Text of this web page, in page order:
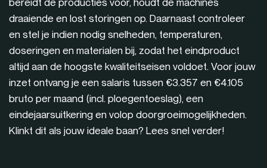
bereidt de producties voor, houdt de machines
draaiende en lost storingen op. Daarnaast controleer
en stel je indien nodig snelheden, temperaturen,
doseringen en materialen bij, zodat het eindproduct
altijd aan de hoogste kwaliteitseisen voldoet. Voor jouw
inzet ontvang je een salaris tussen €3.357 en €4.105
bruto per maand (incl. ploegentoeslag), een
eindejaarsuitkering en volop doorgroeimogelijkheden.
Klinkt dit als jouw ideale baan? Lees snel verder!